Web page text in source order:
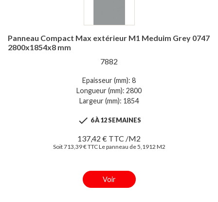
Panneau Compact Max extérieur M1 Meduim Grey 0747
2800x1854x8 mm
7882
Epaisseur (mm): 8
Longueur (mm): 2800
Largeur (mm): 1854
 6 À 12 SEMAINES
137,42 € TTC /M2
Soit 713,39 € TTC Le panneau de 5,1912 M2
Voir